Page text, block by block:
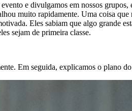
e divulgamos em nossos grupos,
muito rapidamente. Uma coisa
Eles sabiam que algo grande
sejam de primeira classe.
Em seguida, explicamos o plano